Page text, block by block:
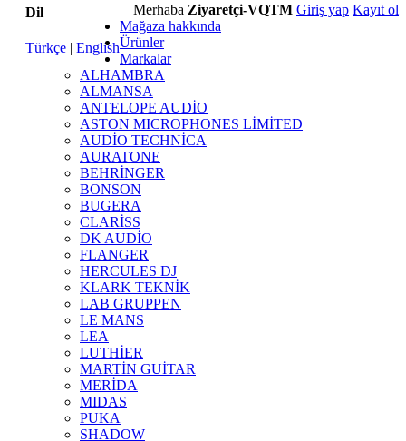
Dil
Türkçe | English
Merhaba Ziyaretçi-VQTM Giriş yap Kayıt ol
Mağaza hakkında
Ürünler
Markalar
ALHAMBRA
ALMANSA
ANTELOPE AUDİO
ASTON MICROPHONES LİMİTED
AUDİO TECHNİCA
AURATONE
BEHRİNGER
BONSON
BUGERA
CLARİSS
DK AUDİO
FLANGER
HERCULES DJ
KLARK TEKNİK
LAB GRUPPEN
LE MANS
LEA
LUTHİER
MARTİN GUİTAR
MERİDA
MIDAS
PUKA
SHADOW